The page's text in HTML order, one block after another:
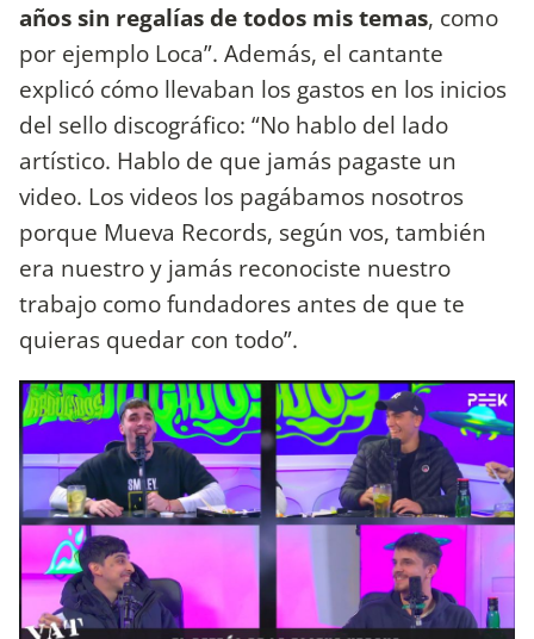
años sin regalías de todos mis temas, como
por ejemplo Loca”. Además, el cantante
explicó cómo llevaban los gastos en los inicios
del sello discográfico: “No hablo del lado
artístico. Hablo de que jamás pagaste un
video. Los videos los pagábamos nosotros
porque Mueva Records, según vos, también
era nuestro y jamás reconociste nuestro
trabajo como fundadores antes de que te
quieras quedar con todo”.